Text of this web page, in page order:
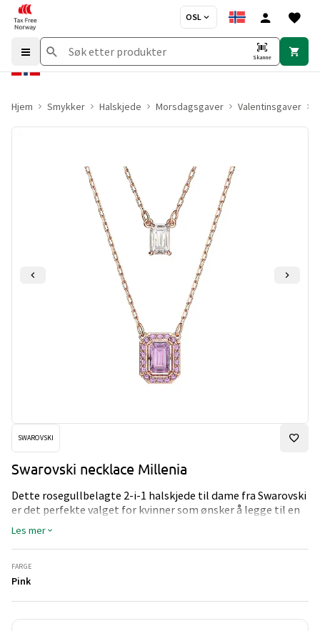
OSL
Skanne
Hjem Smykker Halskjede Morsdagsgaver Valentinsgaver
SWAROVSKI
Swarovski necklace Millenia
Dette rosegullbelagte 2-i-1 halskjede til dame fra Swarovski
er det perfekte valget for kvinner som ønsker å legge til en
touch av luksus til antrekket sitt. Smykket har to tynne
lenker, som gir et minimalistisk og elegant utseende. De
oktagonformede anhengene sitter fast på lenken, og det
største er dekorert med vakre rosa krystaller, og det lille har
en klar krystall. Anhenget gir et unikt og vakkert uttrykk, og
Les mer
FARGE
Pink